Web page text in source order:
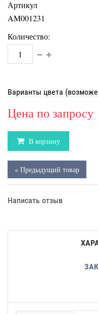
Артикул
AM001231
Количество:
Варианты цвета
Цена по запросу
В корзину
« Предыдущий товар
Написать отзыв